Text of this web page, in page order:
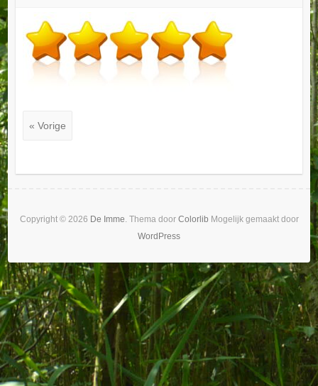
« Vorige
Copyright © 2026 De Imme. Thema door Colorlib Mogelijk gemaakt door
WordPress